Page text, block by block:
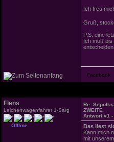
Ich freu
Gruß,
P.S. eine
Ich muß bis
Flens
Leichenwagenfahrer 1-Sarg
Offline
Re:
ZWEITE
Antwort #1 -
Das liest
Kann mich
mit